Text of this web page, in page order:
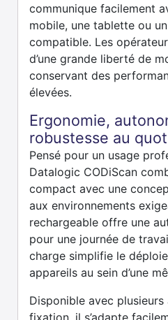
communique facilement
mobile, une tablette ou
compatible. Les
d’une grande liberté de
conservant des
élevées.
Ergonomie,
robustesse au
Pensé pour un usage
Datalogic CODiScan
compact avec une
aux environnements
rechargeable offre une
pour une journée de
charge simplifie le
appareils au sein d’une
Disponible avec
fixation, il s’adapte